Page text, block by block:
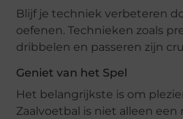
Blijf je techniek verbeteren
oefenen. Technieken zoals
dribbelen en passeren zijn
Geniet van het Spel
Het belangrijkste is om
Zaalvoetbal is niet alleen